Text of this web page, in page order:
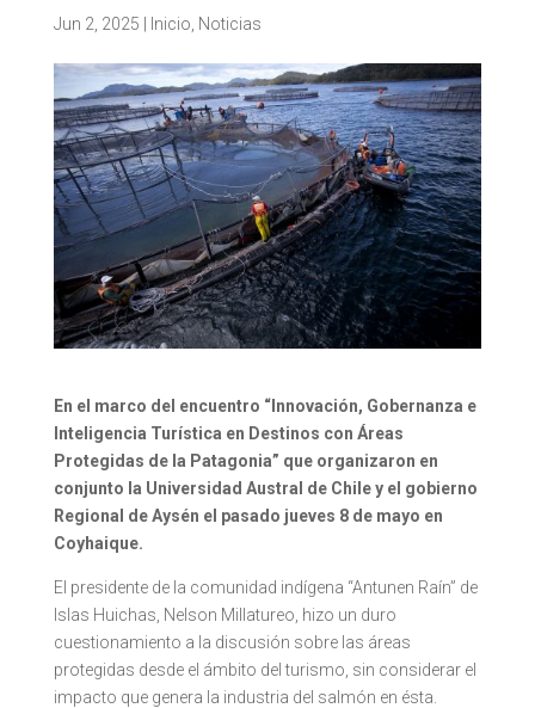
Jun 2, 2025 Inicio Noticias
En el marco del encuentro “Innovación, Gobernanza e
Inteligencia Turística en Destinos con Áreas
Protegidas de la Patagonia” que organizaron en
conjunto la Universidad Austral de Chile y el gobierno
Regional de Aysén el pasado jueves 8 de mayo en
Coyhaique.
El presidente de la comunidad indígena “Antunen Raín” de
Islas Huichas, Nelson Millatureo, hizo un duro
cuestionamiento a la discusión sobre las áreas
protegidas desde el ámbito del turismo, sin considerar el
impacto que genera la industria del salmón en ésta.